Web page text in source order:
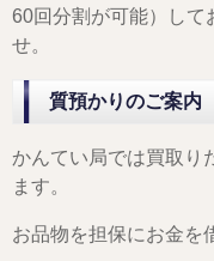
60回分割が可能）して
せ。
質預かりのご案内
かんてい局では買取り
ます。
お品物を担保にお金を